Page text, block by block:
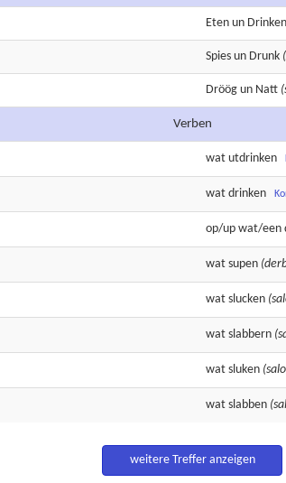
Eten un Drinken
Spies un Drunk
Dröög un Natt
Verben
wat utdrinken
wat drinken
op/up wat/een
wat supen
wat slucken
wat slabbern
wat sluken
wat slabben
weitere Treffer anzeigen